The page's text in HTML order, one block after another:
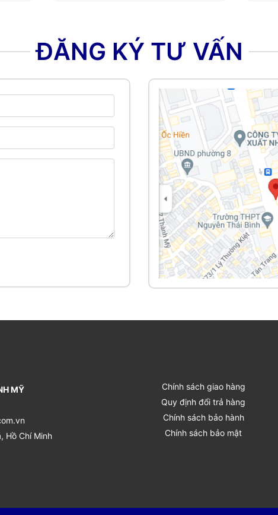
ĐĂNG KÝ TƯ VẤN
MỸ
Hồ Chí Minh
Chính sách giao hàng
Quy định đổi trả hàng
Chính sách bảo hành
Chính sách bảo mật